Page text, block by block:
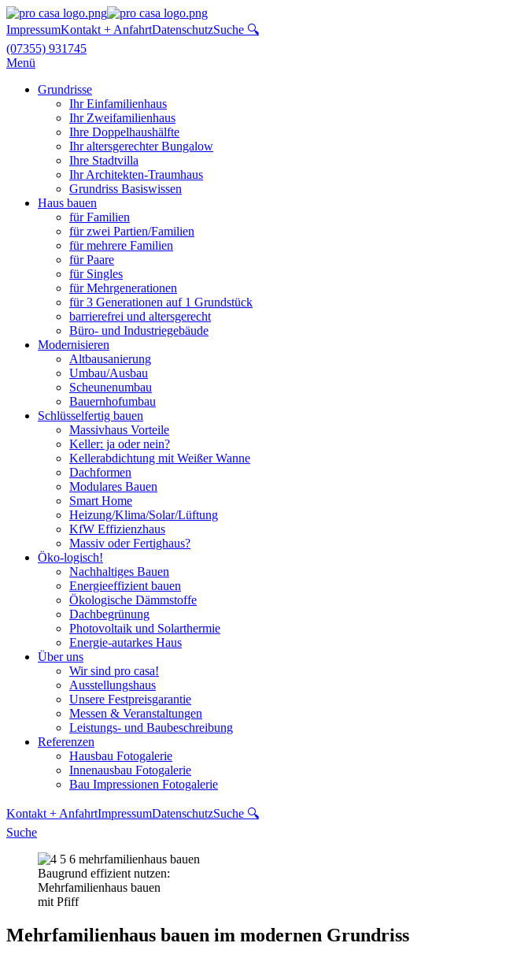
ImpressumKontakt + AnfahrtDatenschutzSuche 🔍
(07355) 931745
Menü
Grundrisse
Ihr Einfamilienhaus
Ihr Zweifamilienhaus
Ihre Doppelhaushälfte
Ihr altersgerechter Bungalow
Ihre Stadtvilla
Ihr Architekten-Traumhaus
Grundriss Basiswissen
Haus bauen
für Familien
für zwei Partien/Familien
für mehrere Familien
für Paare
für Singles
für Mehrgenerationen
für 3 Generationen auf 1 Grundstück
barrierefrei und altersgerecht
Büro- und Industriegebäude
Modernisieren
Altbausanierung
Umbau/Ausbau
Scheunenumbau
Bauernhofumbau
Schlüsselfertig bauen
Massivhaus Vorteile
Keller: ja oder nein?
Kellerabdichtung mit Weißer Wanne
Dachformen
Modulares Bauen
Smart Home
Heizung/Klima/Solar/Lüftung
KfW Effizienzhaus
Massiv oder Fertighaus?
Öko-logisch!
Nachhaltiges Bauen
Energieeffizient bauen
Ökologische Dämmstoffe
Dachbegrünung
Photovoltaik und Solarthermie
Energie-autarkes Haus
Über uns
Wir sind pro casa!
Ausstellungshaus
Unsere Festpreisgarantie
Messen & Veranstaltungen
Leistungs- und Baubeschreibung
Referenzen
Hausbau Fotogalerie
Innenausbau Fotogalerie
Bau Impressionen Fotogalerie
Kontakt + AnfahrtImpressumDatenschutzSuche 🔍
Suche
Baugrund effizient nutzen:
Mehrfamilienhaus bauen
mit Pfiff
Mehrfamilienhaus bauen im modernen Grundriss